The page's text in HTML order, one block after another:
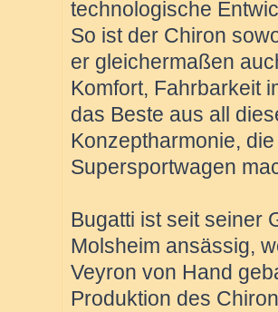
technologische
So ist der Chiron
er gleichermaßen
Komfort, Fahrbarkeit
das Beste aus all
Konzeptharmonie,
Supersportwagen
Bugatti ist seit seiner
Molsheim ansässig,
Veyron von Hand
Produktion des